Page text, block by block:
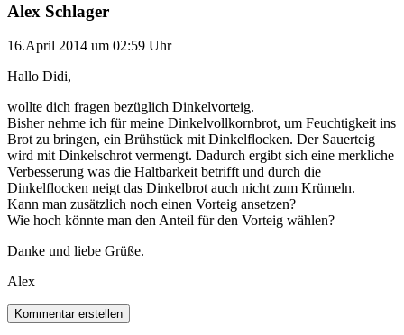
Alex Schlager
16.April 2014 um 02:59 Uhr
Hallo Didi,
wollte dich fragen bezüglich Dinkelvorteig.
Bisher nehme ich für meine Dinkelvollkornbrot, um Feuchtigkeit ins
Brot zu bringen, ein Brühstück mit Dinkelflocken. Der Sauerteig
wird mit Dinkelschrot vermengt. Dadurch ergibt sich eine merkliche
Verbesserung was die Haltbarkeit betrifft und durch die
Dinkelflocken neigt das Dinkelbrot auch nicht zum Krümeln.
Kann man zusätzlich noch einen Vorteig ansetzen?
Wie hoch könnte man den Anteil für den Vorteig wählen?
Danke und liebe Grüße.
Alex
Kommentar erstellen